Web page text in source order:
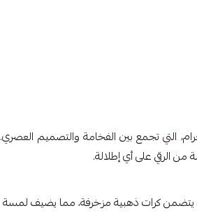
بوزن 8.34 جرام، التي تجمع بين الفخامة والتصميم العصري.
من الرقي على أي إطلالة.
يتضمن كرات ذهبية مزخرفة، مما يضيف لمسة